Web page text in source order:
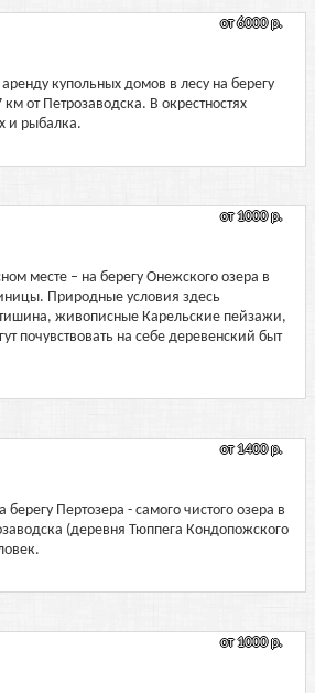
от 6000 р.
купольных домов в лесу на берегу
от Петрозаводска. В окрестностях
и рыбалка.
от 1000 р.
месте – на берегу Онежского озера в
Природные условия здесь
тишина, живописные Карельские пейзажи,
почувствовать на себе деревенский быт
от 1400 р.
Пертозера - самого чистого озера в
(деревня Тюппега Кондопожского
от 1000 р.